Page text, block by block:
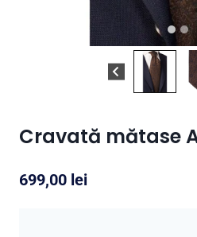
Cravată mătase
699,00 lei